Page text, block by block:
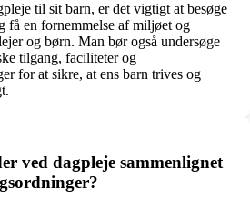
til sit barn, er det vigtigt at besøge
få en fornemmelse af miljøet og
og børn. Man bør også undersøge
tilgang, faciliteter og
for at sikre, at ens barn trives og
ved dagpleje sammenlignet